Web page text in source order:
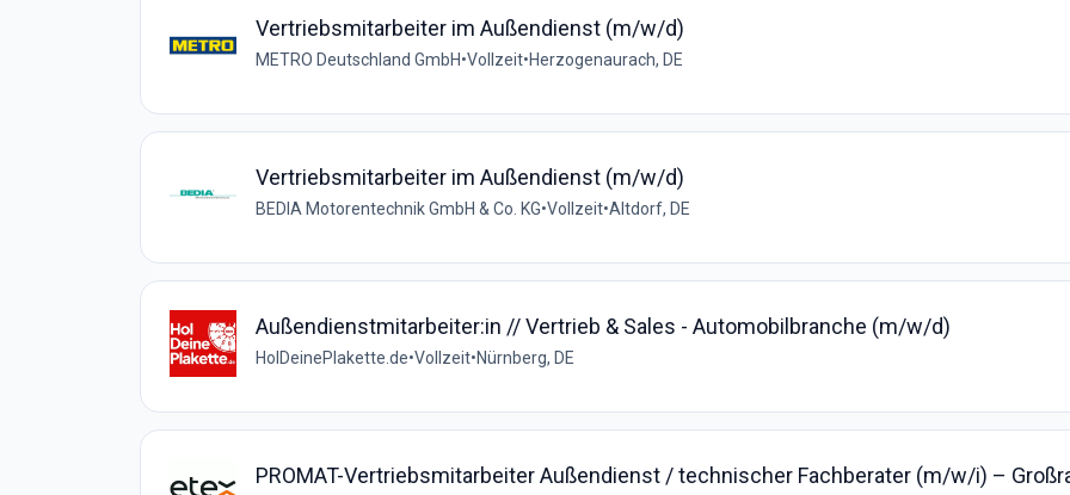
Vertriebsmitarbeiter im Außendienst (m/w/d)
METRO Deutschland GmbH•Vollzeit•Herzogenaurach, DE
Vertriebsmitarbeiter im Außendienst (m/w/d)
BEDIA Motorentechnik GmbH & Co. KG•Vollzeit•Altdorf, DE
Außendienstmitarbeiter:in // Vertrieb & Sales - Automobilbranche (m/w/d)
HolDeinePlakette.de•Vollzeit•Nürnberg, DE
PROMAT-Vertriebsmitarbeiter Außendienst / technischer Fachberater (m/w/i) –